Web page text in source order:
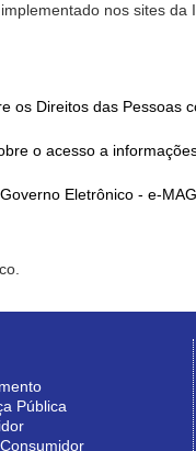
nos sites da
os Direitos das Pessoas
o acesso a
Eletrônico - e-
Pública